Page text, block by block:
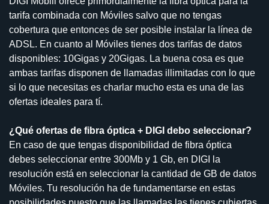
tarifa combinada con Móviles salvo que no tengas
cobertura que entonces de ser posible instalar la línea de
ADSL. En cuanto al Móviles tienes dos tarifas de datos
disponibles: 10Gigas y 20Gigas. La buena cosa es que
ambas tarifas disponen de llamadas illimitadas con lo que
si lo que necesitas es charlar mucho esta es una de las
ofertas ideales para tí.
¿Qué ofertas de fibra óptica + DIGI debo seleccionar?
En caso de que tengas disponibilidad de fibra óptica
debes seleccionar entre 300Mb y 1 Gb, en DIGI la
resolución está en seleccionar la cantidad de GB de datos
Móviles. Tu resolución ha de fundamentarse en estas